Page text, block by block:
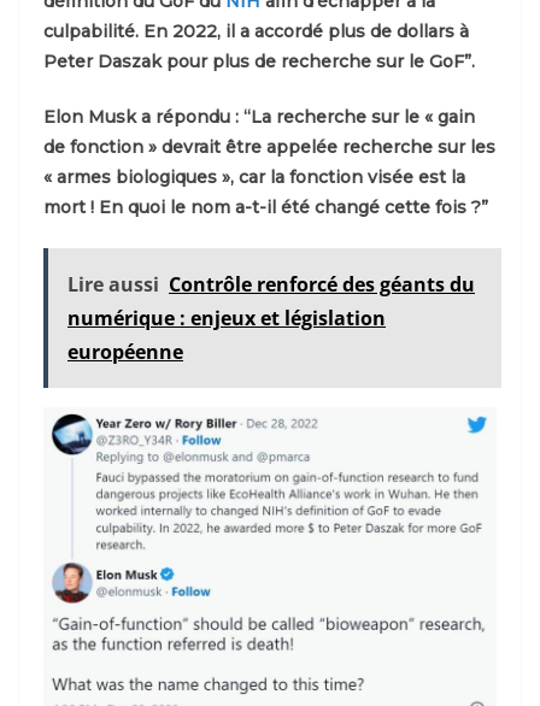
culpabilité. En 2022, il a accordé plus de dollars à
Peter Daszak pour plus de recherche sur le GoF”.
Elon Musk a répondu : “La recherche sur le « gain
de fonction » devrait être appelée recherche sur les
« armes biologiques », car la fonction visée est la
mort ! En quoi le nom a-t-il été changé cette fois ?”
Lire aussi Contrôle renforcé des géants du
numérique : enjeux et législation
européenne